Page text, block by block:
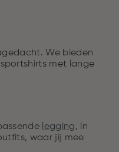
We bieden
met lange
legging, in
waar jij mee